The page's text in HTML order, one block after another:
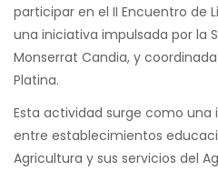
participar en el II Encuentro de
una iniciativa impulsada por la
Monserrat Candia, y coordinada
Platina.
Esta actividad surge como
entre establecimientos
Agricultura y sus servicios del